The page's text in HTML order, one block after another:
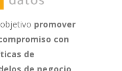
promover
con
de